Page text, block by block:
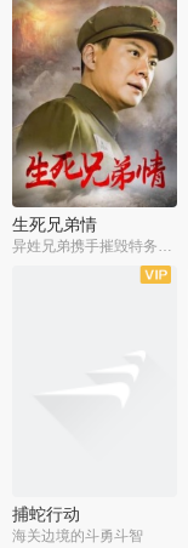
生死兄弟情
异姓兄弟携手摧毁特务阴谋
捕蛇行动
海关边境的斗勇斗智